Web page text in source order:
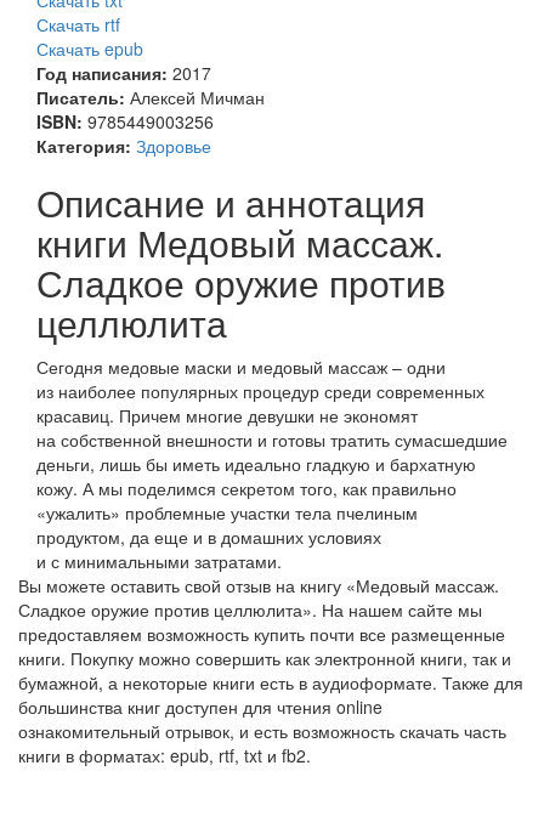
Скачать rtf
Скачать epub
Год написания: 2017
Писатель: Алексей Мичман
ISBN: 9785449003256
Категория: Здоровье
Описание и аннотация
книги Медовый массаж.
Сладкое оружие против
целлюлита
Сегодня медовые маски и медовый массаж – одни
из наиболее популярных процедур среди современных
красавиц. Причем многие девушки не экономят
на собственной внешности и готовы тратить сумасшедшие
деньги, лишь бы иметь идеально гладкую и бархатную
кожу. А мы поделимся секретом того, как правильно
«ужалить» проблемные участки тела пчелиным
продуктом, да еще и в домашних условиях
и с минимальными затратами.
Вы можете оставить свой отзыв на книгу «Медовый массаж.
Сладкое оружие против целлюлита». На нашем сайте мы
предоставляем возможность купить почти все размещенные
книги. Покупку можно совершить как электронной книги, так и
бумажной, а некоторые книги есть в аудиоформате. Также для
большинства книг доступен для чтения online
ознакомительный отрывок, и есть возможность скачать часть
книги в форматах: epub, rtf, txt и fb2.